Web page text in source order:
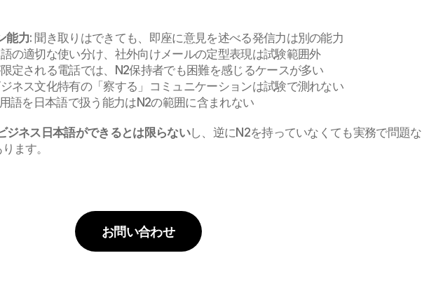
能力: 聞き取りはできても、即座に意見を述べる発信力は別の能力
の適切な使い分け、社外向けメールの定型表現は試験範囲外
定される電話では、N2保持者でも困難を感じるケースが多い
ネス文化特有の「察する」コミュニケーションは試験で測れない
語を日本語で扱う能力はN2の範囲に含まれない
ジネス日本語ができるとは限らないし、逆にN2を持っていなくても実務で問題な
ます。
お問い合わせ